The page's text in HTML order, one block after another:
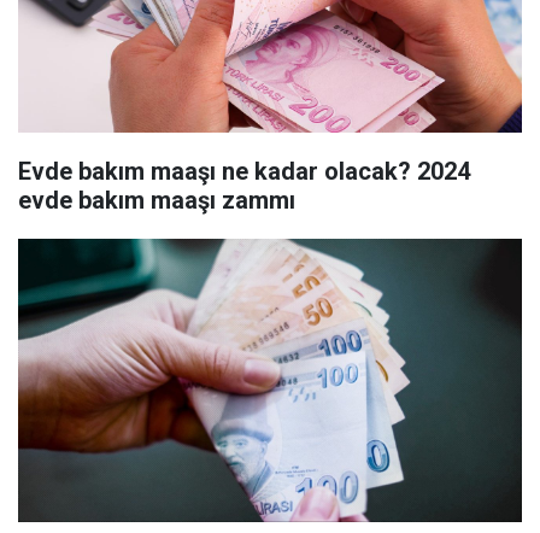
Evde bakım maaşı ne kadar olacak? 2024
evde bakım maaşı zammı